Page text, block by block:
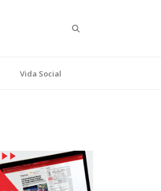
Vida Social